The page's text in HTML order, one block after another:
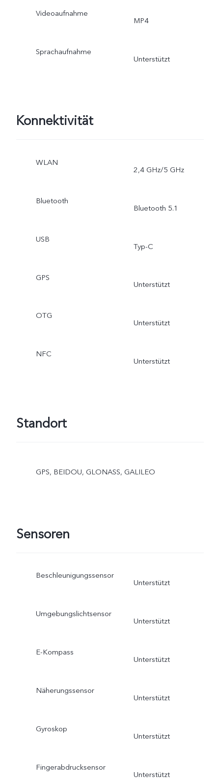
Videoaufnahme
MP4
Sprachaufnahme
Unterstützt
Konnektivität
WLAN
2,4 GHz/5 GHz
Bluetooth
Bluetooth 5.1
USB
Typ-C
GPS
Unterstützt
OTG
Unterstützt
NFC
Unterstützt
Standort
GPS, BEIDOU, GLONASS, GALILEO
Sensoren
Beschleunigungssensor
Unterstützt
Umgebungslichtsensor
Unterstützt
E-Kompass
Unterstützt
Näherungssensor
Unterstützt
Gyroskop
Unterstützt
Fingerabdrucksensor
Unterstützt